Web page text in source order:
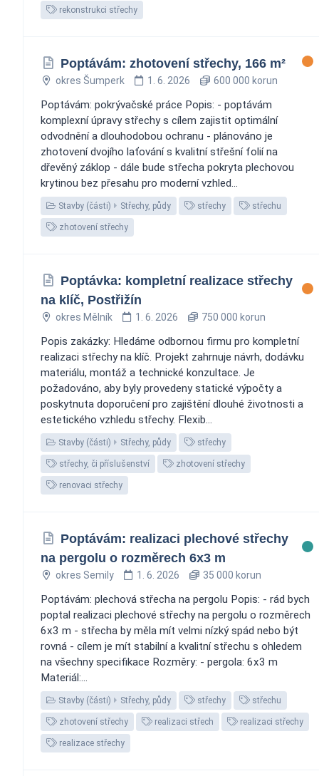
rekonstrukci střechy
Poptávám: zhotovení střechy, 166 m²
okres Šumperk 1. 6. 2026 600 000 korun
Poptávám: pokrývačské práce Popis: - poptávám
komplexní úpravy střechy s cílem zajistit optimální
odvodnění a dlouhodobou ochranu - plánováno je
zhotovení dvojího laťování s kvalitní střešní folií na
dřevěný záklop - dále bude střecha pokryta plechovou
krytinou bez přesahu pro moderní vzhled...
Stavby (části) Střechy, půdy střechy střechu
zhotovení střechy
Poptávka: kompletní realizace střechy
na klíč, Postřižín
okres Mělník 1. 6. 2026 750 000 korun
Popis zakázky: Hledáme odbornou firmu pro kompletní
realizaci střechy na klíč. Projekt zahrnuje návrh, dodávku
materiálu, montáž a technické konzultace. Je
požadováno, aby byly provedeny statické výpočty a
poskytnuta doporučení pro zajištění dlouhé životnosti a
estetického vzhledu střechy. Flexib...
Stavby (části) Střechy, půdy střechy
střechy, či příslušenství zhotovení střechy
renovaci střechy
Poptávám: realizaci plechové střechy
na pergolu o rozměrech 6x3 m
okres Semily 1. 6. 2026 35 000 korun
Poptávám: plechová střecha na pergolu Popis: - rád bych
poptal realizaci plechové střechy na pergolu o rozměrech
6x3 m - střecha by měla mít velmi nízký spád nebo být
rovná - cílem je mít stabilní a kvalitní střechu s ohledem
na všechny specifikace Rozměry: - pergola: 6x3 m
Materiál:...
Stavby (části) Střechy, půdy střechy střechu
zhotovení střechy realizaci střech realizaci střechy
realizace střechy